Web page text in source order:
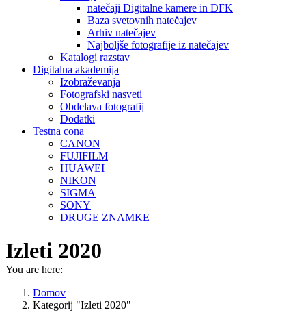
natečaji Digitalne kamere in DFK
Baza svetovnih natečajev
Arhiv natečajev
Najboljše fotografije iz natečajev
Katalogi razstav
Digitalna akademija
Izobraževanja
Fotografski nasveti
Obdelava fotografij
Dodatki
Testna cona
CANON
FUJIFILM
HUAWEI
NIKON
SIGMA
SONY
DRUGE ZNAMKE
Izleti 2020
You are here:
Domov
Kategorij "Izleti 2020"